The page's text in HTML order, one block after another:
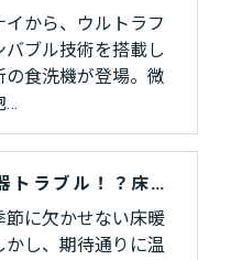
イから、ウルトラフ
バブル技術を搭載し
の食洗機が登場。微
…
給湯器トラブル！？床暖房が温まらないときの原因と対策
節に欠かせない床暖
かし、期待通りに温